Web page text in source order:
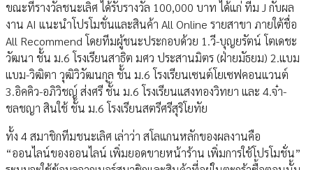
ขณะที่รางวัลชนะเลิศ ได้รับรางวัล 100,000 บาท ได้แก่ ทีม J กับผล
งาน AI แนะนำโปรโมชั่นและสินค้า All Online รายสาขา ภายใต้ชื่อ
All Recommend โดยทีมผู้ชนะประกอบด้วย 1.วี-บุญยรัตน์ โตเดชะ
วัฒนา ชั้น ม.6 โรงเรียนสาธิต มศว ประสานมิตร (ฝ่ายมัธยม) 2.แบม
แบม-วิฒิตา วุฒิวิวัฒนกุล ชั้น ม.6 โรงเรียนเซนต์โยเซฟคอนแวนต์
3.อิคคิว-อภิวิชญ์ ส่งศรี ชั้น ม.6 โรงเรียนแสงทองวิทยา และ 4.จ๋า-
ชลชญา สินใช้ ชั้น ม.6 โรงเรียนสตรีศรีสุริโยทัย
ทั้ง 4 สมาชิกทีมชนะเลิศ เล่าว่า สโลแกนหลักของผลงานคือ
“ออนไลน์ของออนไลน์ เพิ่มยอดขายหน้าร้าน เพิ่มการใช้โปรโมชั่น”